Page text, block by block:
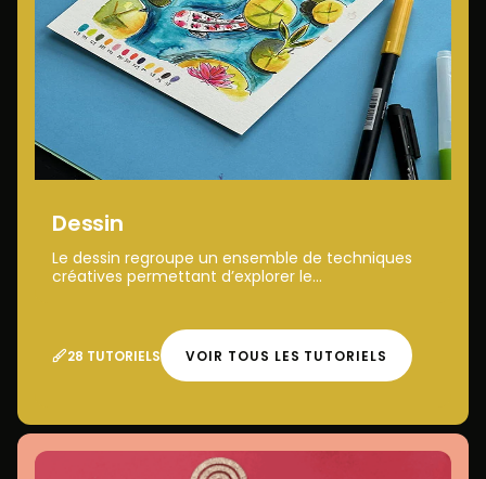
Dessin
Le dessin regroupe un ensemble de techniques
créatives permettant d’explorer le...
28 TUTORIELS VOIR TOUS LES TUTORIELS